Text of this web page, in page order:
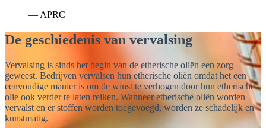
— APRC
De geschiedenis van vervalsing
Vervalsing is sinds het begin van de etherische oliën een zorg
geweest. Bedrijven vervalsen hun etherische oliën omdat het een
eenvoudige manier is om de winst te verhogen door hun etherische
olie ook verder te laten reiken. Wanneer etherische oliën worden
vervalst en er stoffen worden toegevoegd, worden ze schadelijk en
kunstmatig.